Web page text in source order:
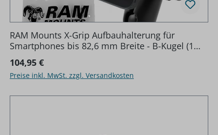
RAM Mounts X-Grip Aufbauhalterung für
Smartphones bis 82,6 mm Breite - B-Kugel (1
Zoll), Diamond-Basisplatte (Trapez), mittlerer
Verbindungsarm, Schra
Regulärer Preis:
104,95 €
Preise inkl. MwSt. zzgl. Versandkosten